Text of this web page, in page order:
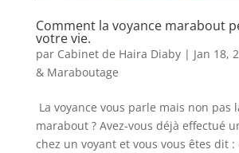
Comment la voyance marabout
votre vie.
par Cabinet de Haira Diaby| Jan 18,
& Maraboutage
La voyance vous parle mais non pas
marabout ? Avez-vous déjà effectué
chez un voyant et vous vous êtes dit